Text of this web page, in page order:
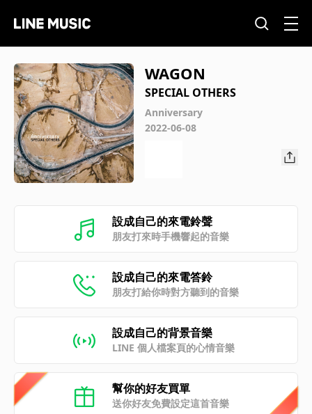
WAGON
SPECIAL OTHERS
Anniversary
2022-06-08
設成自己的來電鈴聲
朋友打來時手機響起的音樂
設成自己的來電答鈴
朋友打給你時對方聽到的音樂
設成自己的背景音樂
LINE 個人檔案頁的心情音樂
幫你的好友買單
送你好友免費設定這首音樂